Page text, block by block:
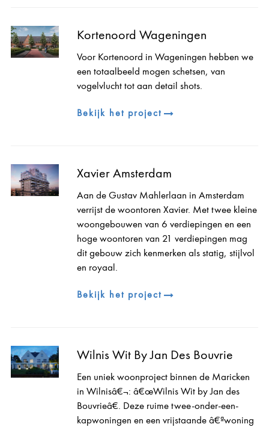
Kortenoord Wageningen
Voor Kortenoord in Wageningen hebben we
een totaalbeeld mogen schetsen, van
vogelvlucht tot aan detail shots.
Bekijk het project
Xavier Amsterdam
Aan de Gustav Mahlerlaan in Amsterdam
verrijst de woontoren Xavier. Met twee kleine
woongebouwen van 6 verdiepingen en een
hoge woontoren van 21 verdiepingen mag
dit gebouw zich kenmerken als statig, stijlvol
en royaal.
Bekijk het project
Wilnis Wit By Jan Des Bouvrie
Een uniek woonproject binnen de Maricken
in Wilnisâ€¬: â€œWilnis Wit by Jan des
Bouvrieâ€. Deze ruime twee-onder-een-
kapwoningen en een vrijstaande â€ªwoning